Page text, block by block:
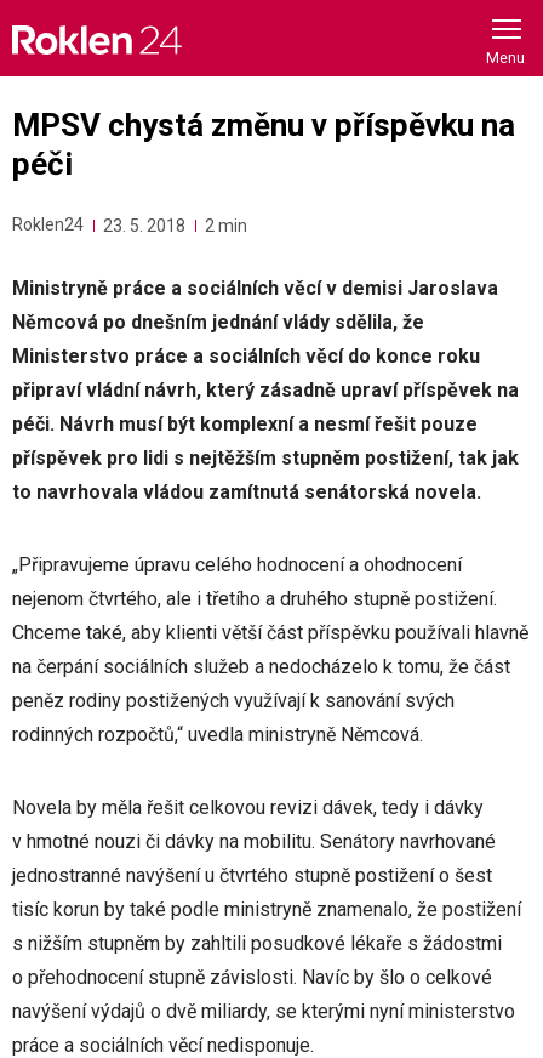
content
MPSV chystá změnu v příspěvku na
péči
Roklen24 23. 5. 2018 2 min
Ministryně práce a sociálních věcí v demisi Jaroslava
Němcová po dnešním jednání vlády sdělila, že
Ministerstvo práce a sociálních věcí do konce roku
připraví vládní návrh, který zásadně upraví příspěvek na
péči. Návrh musí být komplexní a nesmí řešit pouze
příspěvek pro lidi s nejtěžším stupněm postižení, tak jak
to navrhovala vládou zamítnutá senátorská novela.
„Připravujeme úpravu celého hodnocení a ohodnocení
nejenom čtvrtého, ale i třetího a druhého stupně postižení.
Chceme také, aby klienti větší část příspěvku používali hlavně
na čerpání sociálních služeb a nedocházelo k tomu, že část
peněz rodiny postižených využívají k sanování svých
rodinných rozpočtů,“ uvedla ministryně Němcová.
Novela by měla řešit celkovou revizi dávek, tedy i dávky
v hmotné nouzi či dávky na mobilitu. Senátory navrhované
jednostranné navýšení u čtvrtého stupně postižení o šest
tisíc korun by také podle ministryně znamenalo, že postižení
s nižším stupněm by zahltili posudkové lékaře s žádostmi
o přehodnocení stupně závislosti. Navíc by šlo o celkové
navýšení výdajů o dvě miliardy, se kterými nyní ministerstvo
práce a sociálních věcí nedisponuje.